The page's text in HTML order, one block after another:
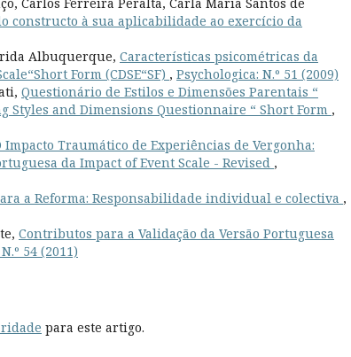
constructo à sua aplicabilidade ao exercício da
Albuquerque, Características psicométricas da
Form (CDSE“SF) , Psychologica: N.º 51 (2009)
Questionário de Estilos e Dimensões Parentais “
Styles and Dimensions Questionnaire “ Short Form ,
Impacto Traumático de Experiências de Vergonha:
da Impact of Event Scale - Revised ,
a Reforma: Responsabilidade individual e colectiva ,
Contributos para a Validação da Versão Portuguesa
54 (2011)
para este artigo.